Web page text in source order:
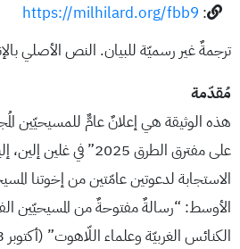
:
https://milhilard.org/fbb9
ترجمةٌ غير رسميّة للبيان. النص الأصلي
مُقدّمة
هذه الوثيقة هي إعلانٌ عامٌّ للمسيحيّين
على مفترق الطرق 2025”
الاستجابة لدعوتين عامّتين من إخوتنا
الأوسط: “رسالةٌ مفتوحةٌ من المسيحيّين